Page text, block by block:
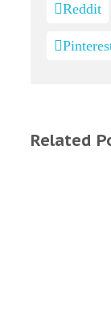
Reddit
Related